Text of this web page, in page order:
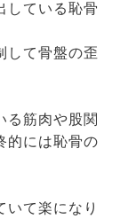
している恥骨
して骨盤の歪
る筋肉や股関
的には恥骨の
いて楽になり